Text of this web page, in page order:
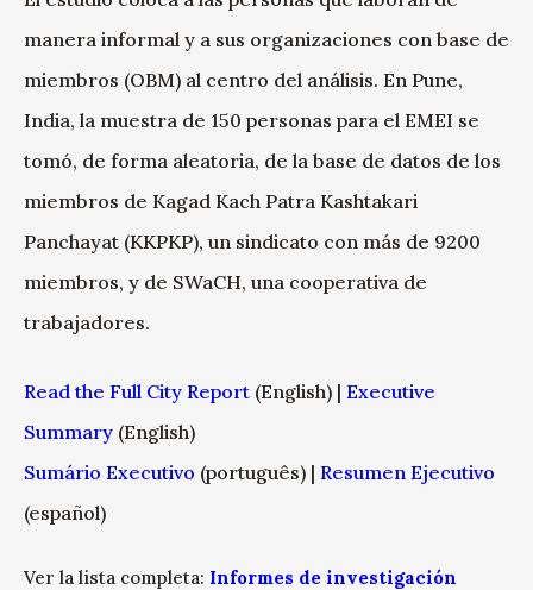
manera informal y a sus organizaciones con base de
miembros (OBM) al centro del análisis. En Pune,
India, la muestra de 150 personas para el EMEI se
tomó, de forma aleatoria, de la base de datos de los
miembros de Kagad Kach Patra Kashtakari
Panchayat (KKPKP), un sindicato con más de 9200
miembros, y de SWaCH, una cooperativa de
trabajadores.
Read the Full City Report (English) | Executive
Summary (English)
Sumário Executivo (português) | Resumen Ejecutivo
(español)
Ver la lista completa: Informes de investigación